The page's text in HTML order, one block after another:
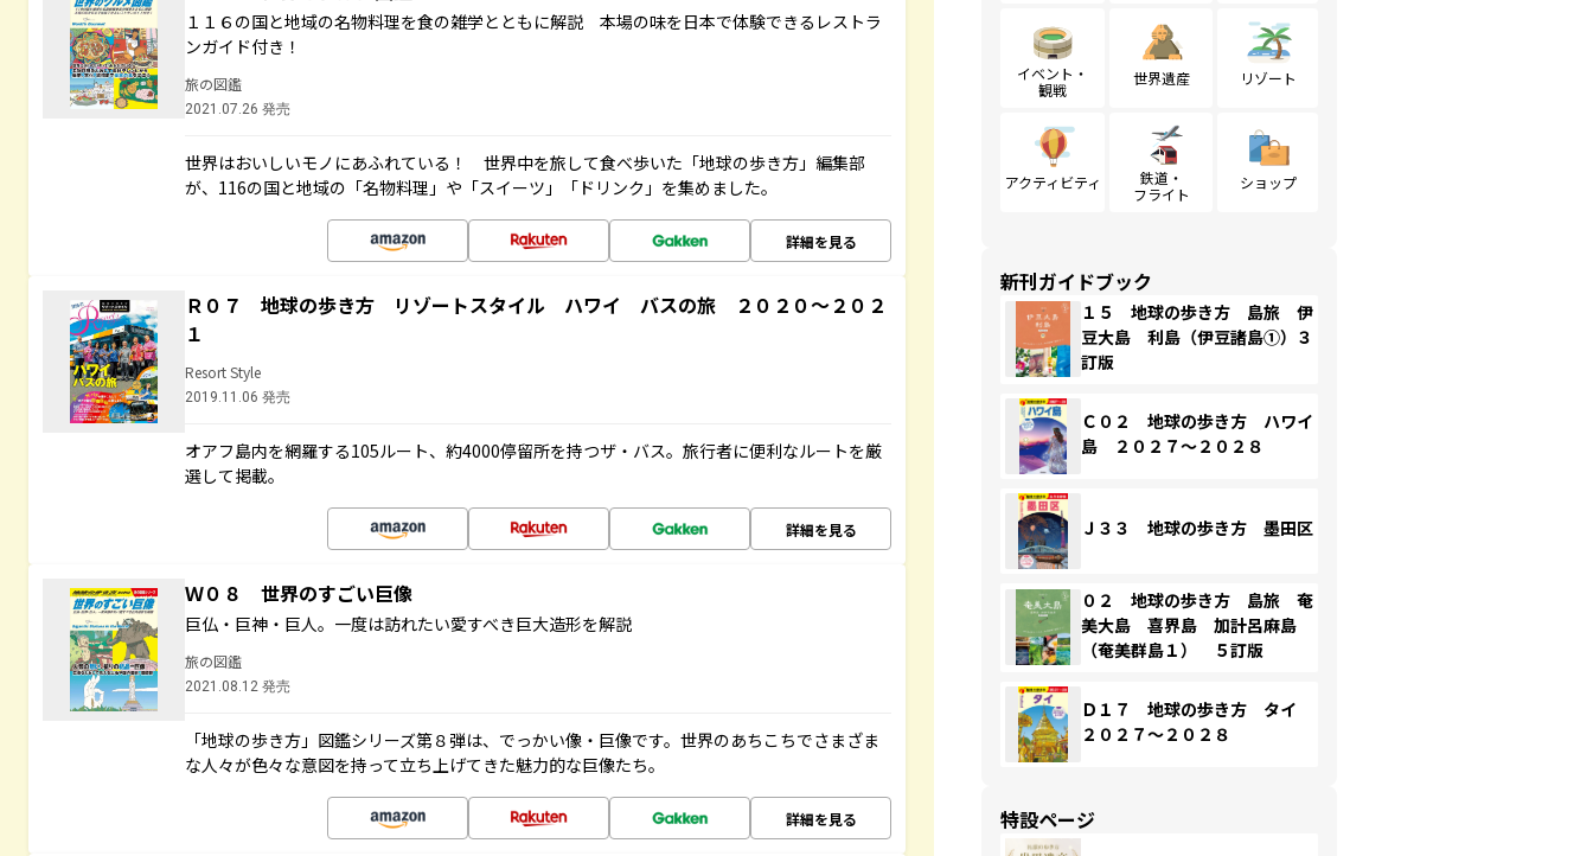
１１６の国と地域の名物料理を食の雑学とともに解説 本場の味を日本で体験できるレストラ
ンガイド付き！
旅の図鑑
2021.07.26 発売
世界はおいしいモノにあふれている！ 世界中を旅して食べ歩いた「地球の歩き方」編集部
が、116の国と地域の「名物料理」や「スイーツ」「ドリンク」を集めました。
詳細を見る
Ｒ０７ 地球の歩き方 リゾートスタイル ハワイ バスの旅 ２０２０～２０２
１
Resort Style
2019.11.06 発売
オアフ島内を網羅する105ルート、約4000停留所を持つザ・バス。旅行者に便利なルートを厳
選して掲載。
詳細を見る
Ｗ０８ 世界のすごい巨像
巨仏・巨神・巨人。一度は訪れたい愛すべき巨大造形を解説
旅の図鑑
2021.08.12 発売
「地球の歩き方」図鑑シリーズ第８弾は、でっかい像・巨像です。世界のあちこちでさまざま
な人々が色々な意図を持って立ち上げてきた魅力的な巨像たち。
詳細を見る
イベント・
観戦
世界遺産 リゾート
アクティビティ
鉄道・
フライト
ショップ
新刊ガイドブック
１５ 地球の歩き方 島旅 伊
豆大島 利島（伊豆諸島①）３
訂版
Ｃ０２ 地球の歩き方 ハワイ
島 ２０２７～２０２８
Ｊ３３ 地球の歩き方 墨田区
０２ 地球の歩き方 島旅 奄
美大島 喜界島 加計呂麻島
（奄美群島１） ５訂版
Ｄ１７ 地球の歩き方 タイ
２０２７～２０２８
特設ページ